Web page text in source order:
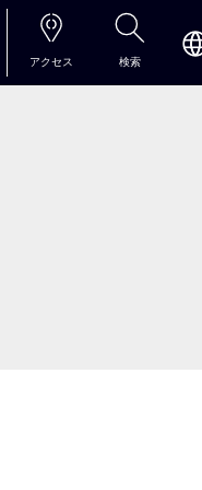
アクセス 検索